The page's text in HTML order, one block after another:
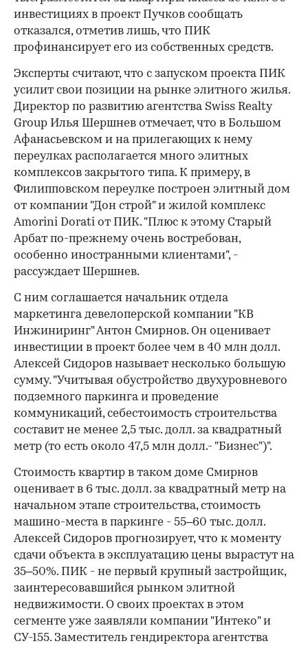
инвестициях в проект Пучков сообщать
отказался, отметив лишь, что ПИК
профинансирует его из собственных средств.
Эксперты считают, что с запуском проекта ПИК
усилит свои позиции на рынке элитного жилья.
Директор по развитию агентства Swiss Realty
Group Илья Шершнев отмечает, что в Большом
Афанасьевском и на прилегающих к нему
переулках располагается много элитных
комплексов закрытого типа. К примеру, в
Филипповском переулке построен элитный дом
от компании "Дон строй" и жилой комплекс
Amorini Dorati от ПИК. "Плюс к этому Старый
Арбат по-прежнему очень востребован,
особенно иностранными клиентами", -
рассуждает Шершнев.
С ним соглашается начальник отдела
маркетинга девелоперской компании "КВ
Инжиниринг" Антон Смирнов. Он оценивает
инвестиции в проект более чем в 40 млн долл.
Алексей Сидоров называет несколько большую
сумму. "Учитывая обустройство двухуровневого
подземного паркинга и проведение
коммуникаций, себестоимость строительства
составит не менее 2,5 тыс. долл. за квадратный
метр (то есть около 47,5 млн долл.- "Бизнес")".
Стоимость квартир в таком доме Смирнов
оценивает в 6 тыс. долл. за квадратный метр на
начальном этапе строительства, стоимость
машино-места в паркинге - 55–60 тыс. долл.
Алексей Сидоров прогнозирует, что к моменту
сдачи объекта в эксплуатацию цены вырастут на
35–50%. ПИК - не первый крупный застройщик,
заинтересовавшийся рынком элитной
недвижимости. О своих проектах в этом
сегменте уже заявляли компании "Интеко" и
СУ-155. Заместитель гендиректора агентства